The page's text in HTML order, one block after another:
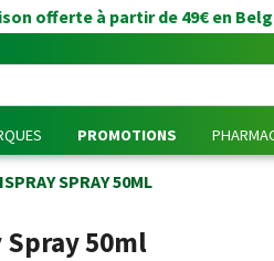
offerte à partir de 49€ en
PROMOTIONS
SPRAY 50ML
50ml